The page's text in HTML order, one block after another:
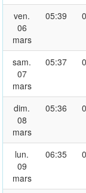
ven.
06
mars
05:39
sam.
07
mars
05:37
dim.
08
mars
05:36
lun.
09
mars
06:35